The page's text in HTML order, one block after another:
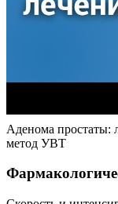
Аденома простаты:
метод УВТ